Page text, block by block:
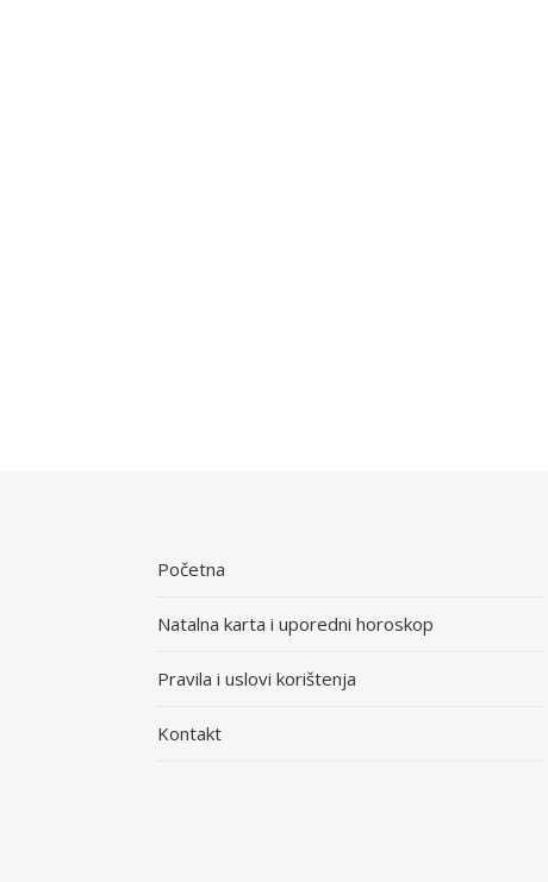
Početna
Natalna karta i uporedni horoskop
Pravila i uslovi korištenja
Kontakt